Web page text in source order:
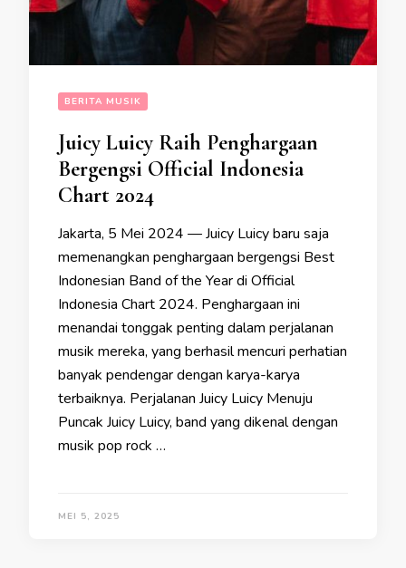
BERITA MUSIK
Juicy Luicy Raih Penghargaan
Bergengsi Official Indonesia
Chart 2024
Jakarta, 5 Mei 2024 — Juicy Luicy baru saja
memenangkan penghargaan bergengsi Best
Indonesian Band of the Year di Official
Indonesia Chart 2024. Penghargaan ini
menandai tonggak penting dalam perjalanan
musik mereka, yang berhasil mencuri perhatian
banyak pendengar dengan karya-karya
terbaiknya. Perjalanan Juicy Luicy Menuju
Puncak Juicy Luicy, band yang dikenal dengan
musik pop rock …
MEI 5, 2025